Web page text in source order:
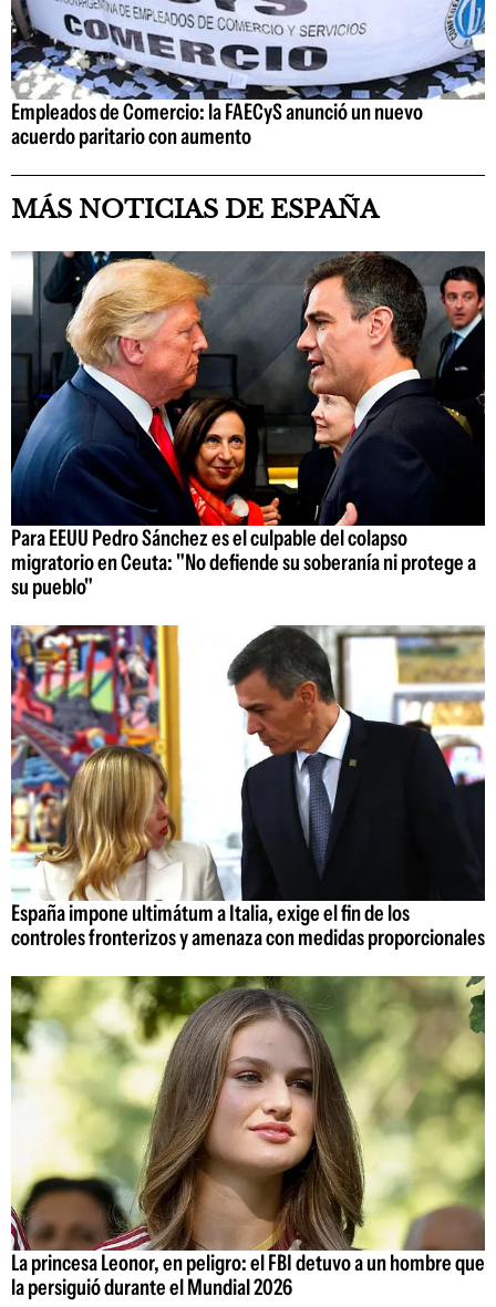
Empleados de Comercio: la FAECyS anunció un nuevo
acuerdo paritario con aumento
MÁS NOTICIAS DE ESPAÑA
Para EEUU Pedro Sánchez es el culpable del colapso
migratorio en Ceuta: "No defiende su soberanía ni protege a
su pueblo"
España impone ultimátum a Italia, exige el fin de los
controles fronterizos y amenaza con medidas proporcionales
La princesa Leonor, en peligro: el FBI detuvo a un hombre que
la persiguió durante el Mundial 2026